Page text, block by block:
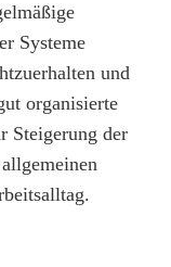
Systeme
und
organisierte
Steigerung der